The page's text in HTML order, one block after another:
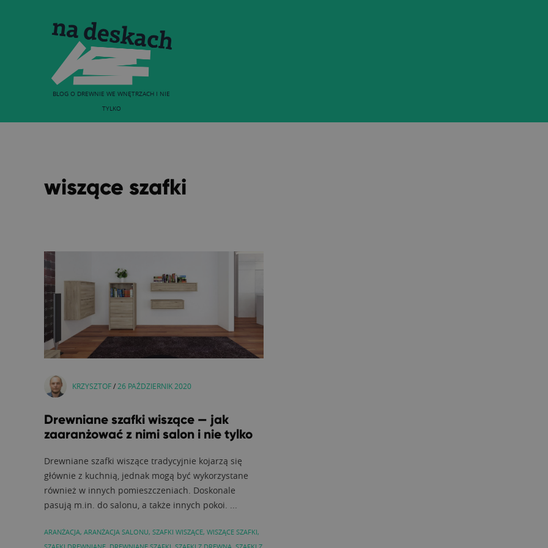
BLOG O DREWNIE WE WNĘTRZACH I NIE
TYLKO
wiszące szafki
KRZYSZTOF/ 26 PAŹDZIERNIK 2020
Drewniane szafki wiszące — jak
zaaranżować z nimi salon i nie tylko
Drewniane szafki wiszące tradycyjnie kojarzą się
głównie z kuchnią, jednak mogą być wykorzystane
również w innych pomieszczeniach. Doskonale
pasują m.in. do salonu, a także innych pokoi. ...
ARANŻACJA, ARANŻACJA SALONU, SZAFKI WISZĄCE, WISZĄCE SZAFKI,